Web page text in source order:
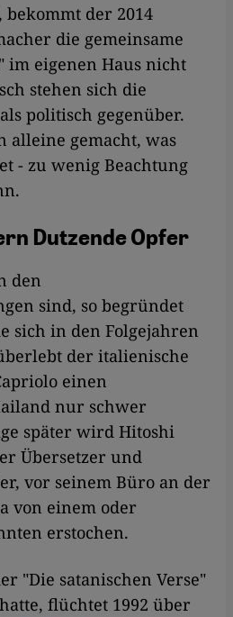
der 2014
die gemeinsame
im eigenen Haus nicht
stehen sich die
politisch gegenüber.
alleine gemacht, was
- zu wenig Beachtung
Dutzende Opfer
den
sind, so begründet
sich in den Folgejahren
der italienische
einen
nur schwer
später wird Hitoshi
Übersetzer und
vor seinem Büro an der
von einem oder
erstochen.
"Die satanischen Verse"
flüchtet 1992 über